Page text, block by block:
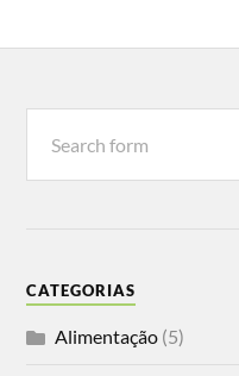
CATEGORIAS
Alimentação (5)